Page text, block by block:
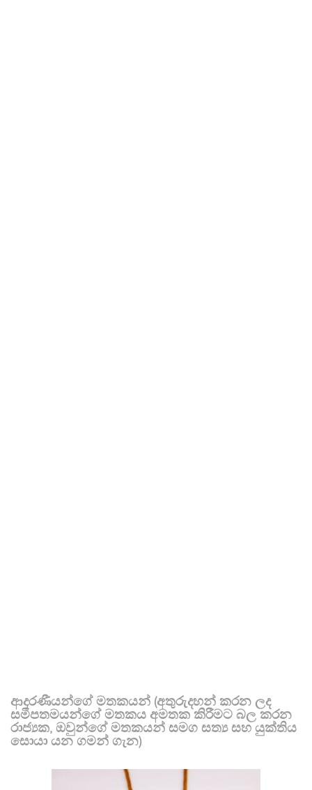
ආදරණීයන්ගේ මතකයන් (අතුරුදහන් කරන ලද
සමීපතමයන්ගේ මතකය අමතක කිරීමට බල කරන
රාජ්‍යක, ඔවුන්ගේ මතකයන් සමග සත්‍ය සහ යුක්තිය
සොයා යන ගමන් ගැන)